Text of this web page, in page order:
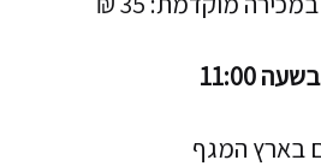
בארץ המגף